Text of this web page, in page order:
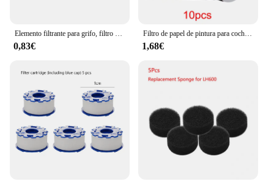
Elemento filtrante para grifo, filtro purificador de agua, elimina el cloro, adaptador de grifo de Metal pesado, filtración de algodón PP para cocina y baño
0,83€
Filtro de papel de pintura para coche, embudo de filtro de malla en aerosol desechable, embudo de colado cónico, 10x19 cm, 100 micras
1,68€